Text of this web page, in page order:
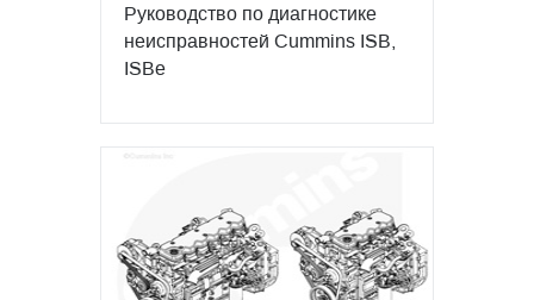
Руководство по диагностике
неисправностей Cummins ISB,
ISBe